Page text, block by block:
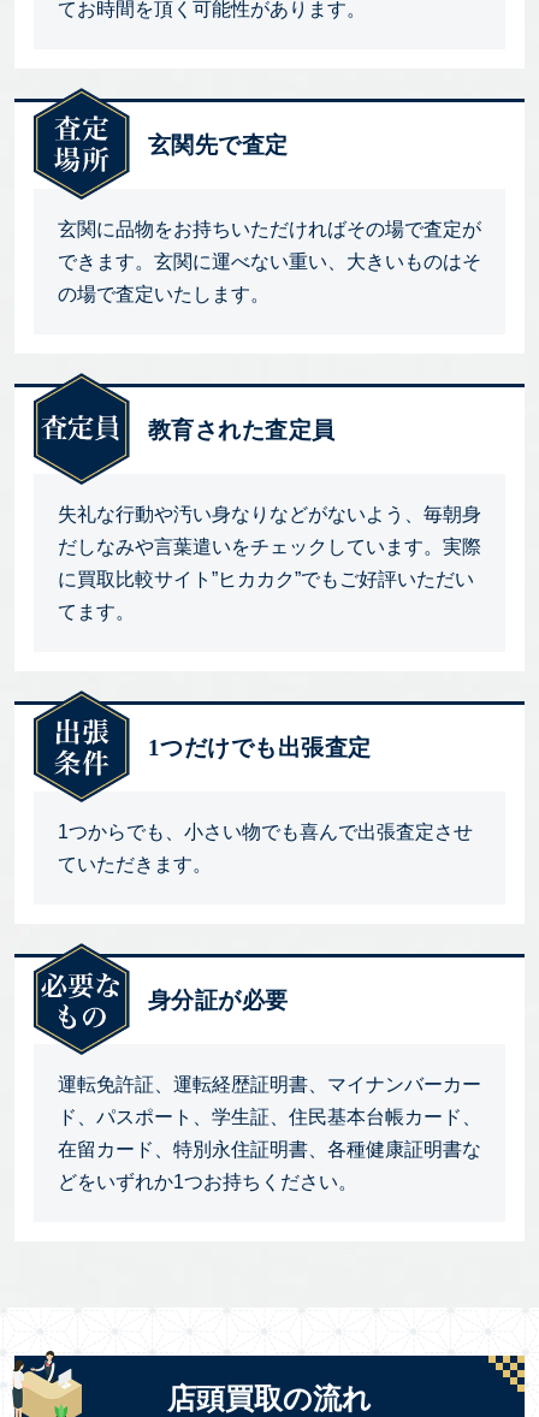
てお時間を頂く可能性があります。
玄関先で査定
玄関に品物をお持ちいただければその場で査定が
できます。玄関に運べない重い、大きいものはそ
の場で査定いたします。
教育された査定員
失礼な行動や汚い身なりなどがないよう、毎朝身
だしなみや言葉遣いをチェックしています。実際
に買取比較サイト”ヒカカク”でもご好評いただい
てます。
1つだけでも出張査定
1つからでも、小さい物でも喜んで出張査定させ
ていただきます。
身分証が必要
運転免許証、運転経歴証明書、マイナンバーカー
ド、パスポート、学生証、住民基本台帳カード、
在留カード、特別永住証明書、各種健康証明書な
どをいずれか1つお持ちください。
店頭買取の流れ